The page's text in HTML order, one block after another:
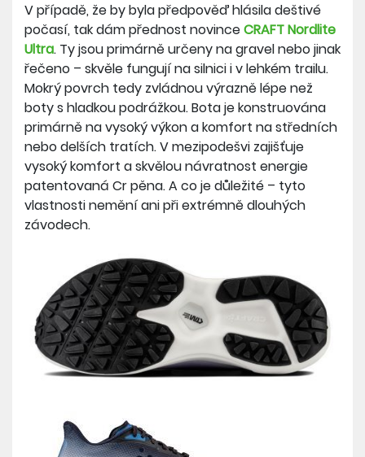
V případě, že by byla předpověď hlásila deštivé
počasí, tak dám přednost novinceCRAFT Nordlite
Ultra. Ty jsou primárně určeny na gravel nebo jinak
řečeno – skvěle fungují na silnici i v lehkém trailu.
Mokrý povrch tedy zvládnou výrazně lépe než
boty s hladkou podrážkou. Bota je konstruována
primárně na vysoký výkon a komfort na středních
nebo delších tratích. V mezipodešvi zajišťuje
vysoký komfort a skvělou návratnost energie
patentovaná Cr pěna. A co je důležité – tyto
vlastnosti nemění ani při extrémně dlouhých
závodech.